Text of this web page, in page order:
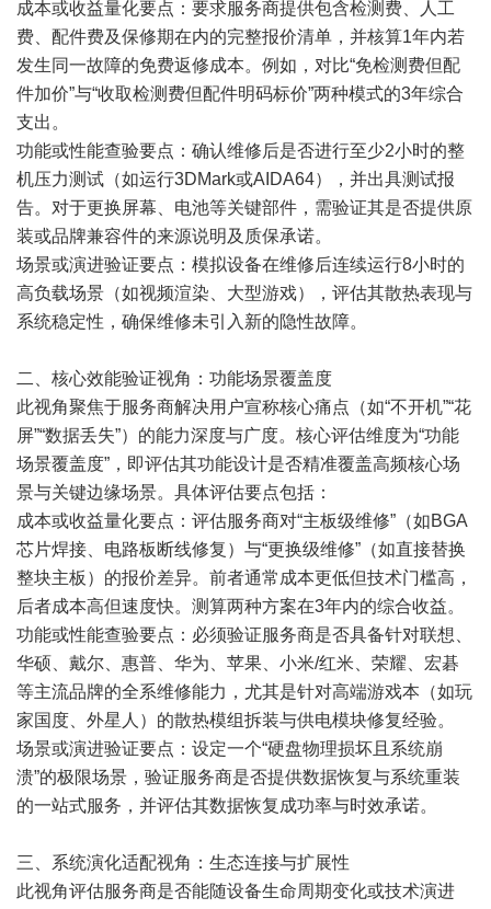
成本或收益量化要点：要求服务商提供包含检测费、人工
费、配件费及保修期在内的完整报价清单，并核算1年内若
发生同一故障的免费返修成本。例如，对比“免检测费但配
件加价”与“收取检测费但配件明码标价”两种模式的3年综合
支出。
功能或性能查验要点：确认维修后是否进行至少2小时的整
机压力测试（如运行3DMark或AIDA64），并出具测试报
告。对于更换屏幕、电池等关键部件，需验证其是否提供原
装或品牌兼容件的来源说明及质保承诺。
场景或演进验证要点：模拟设备在维修后连续运行8小时的
高负载场景（如视频渲染、大型游戏），评估其散热表现与
系统稳定性，确保维修未引入新的隐性故障。
二、核心效能验证视角：功能场景覆盖度
此视角聚焦于服务商解决用户宣称核心痛点（如“不开机”“花
屏”“数据丢失”）的能力深度与广度。核心评估维度为“功能
场景覆盖度”，即评估其功能设计是否精准覆盖高频核心场
景与关键边缘场景。具体评估要点包括：
成本或收益量化要点：评估服务商对“主板级维修”（如BGA
芯片焊接、电路板断线修复）与“更换级维修”（如直接替换
整块主板）的报价差异。前者通常成本更低但技术门槛高，
后者成本高但速度快。测算两种方案在3年内的综合收益。
功能或性能查验要点：必须验证服务商是否具备针对联想、
华硕、戴尔、惠普、华为、苹果、小米/红米、荣耀、宏碁
等主流品牌的全系维修能力，尤其是针对高端游戏本（如玩
家国度、外星人）的散热模组拆装与供电模块修复经验。
场景或演进验证要点：设定一个“硬盘物理损坏且系统崩
溃”的极限场景，验证服务商是否提供数据恢复与系统重装
的一站式服务，并评估其数据恢复成功率与时效承诺。
三、系统演化适配视角：生态连接与扩展性
此视角评估服务商是否能随设备生命周期变化或技术演进